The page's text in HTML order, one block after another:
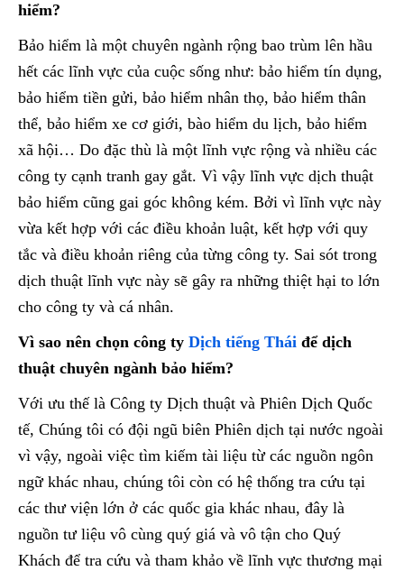
hiểm?
Bảo hiểm là một chuyên ngành rộng bao trùm lên hầu
hết các lĩnh vực của cuộc sống như: bảo hiểm tín dụng,
bảo hiểm tiền gửi, bảo hiểm nhân thọ, bảo hiểm thân
thể, bảo hiểm xe cơ giới, bào hiểm du lịch, bảo hiểm
xã hội… Do đặc thù là một lĩnh vực rộng và nhiều các
công ty cạnh tranh gay gắt. Vì vậy lĩnh vực dịch thuật
bảo hiểm cũng gai góc không kém. Bởi vì lĩnh vực này
vừa kết hợp với các điều khoản luật, kết hợp với quy
tắc và điều khoản riêng của từng công ty. Sai sót trong
dịch thuật lĩnh vực này sẽ gây ra những thiệt hại to lớn
cho công ty và cá nhân.
Vì sao nên chọn công ty Dịch tiếng Thái để dịch
thuật chuyên ngành bảo hiểm?
Với ưu thế là Công ty Dịch thuật và Phiên Dịch Quốc
tế, Chúng tôi có đội ngũ biên Phiên dịch tại nước ngoài
vì vậy, ngoài việc tìm kiếm tài liệu từ các nguồn ngôn
ngữ khác nhau, chúng tôi còn có hệ thống tra cứu tại
các thư viện lớn ở các quốc gia khác nhau, đây là
nguồn tư liệu vô cùng quý giá và vô tận cho Quý
Khách để tra cứu và tham khảo về lĩnh vực thương mại